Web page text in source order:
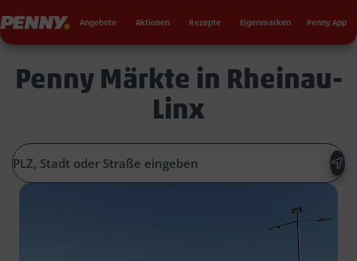
Penny Angebote Aktionen Rezepte Eigenmarken Penny App
Penny Märkte in Rheinau-
Linx